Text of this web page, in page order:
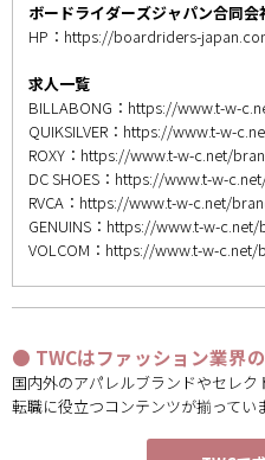
ボードライダーズジャパン合同会
HP： https://boardriders-
求人一覧
BILLABONG： https://www.t-w-
QUIKSILVER： https://www.t-w-
ROXY： https://www.t-w-c.net/
DC SHOES： https://www.t-w-
RVCA： https://www.t-w-c.net/
GENUINS： https://www.t-w-
VOLCOM： https://www.t-w-c.net/
● TWCはファッション業界
国内外のアパレルブランドやセレク
転職に役立つコンテンツが揃ってい